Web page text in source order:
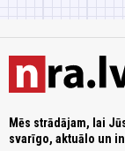
Mēs strādājam, lai
svarīgo, aktuālo un